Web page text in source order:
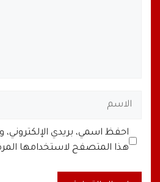
الاسم
البريد
الإلكتروني
الموقع
الإلكتروني
احفظ اسمي، بريدي الإلكتروني،
هذا المتصفح لاستخدامها